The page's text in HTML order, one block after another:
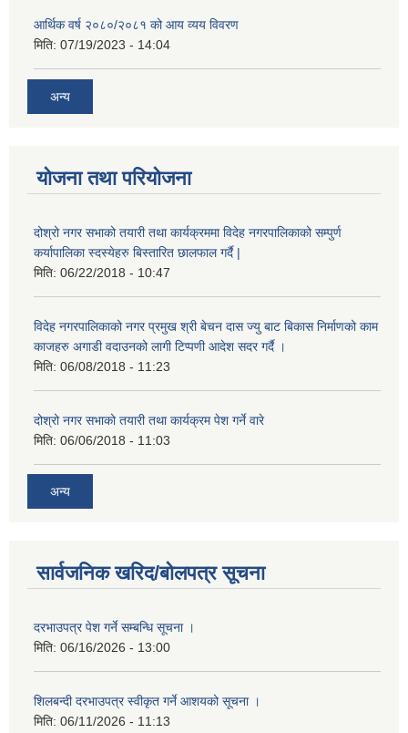
आर्थिक वर्ष २०८०/२०८१ को आय व्यय विवरण
मिति: 07/19/2023 - 14:04
अन्य
योजना तथा परियोजना
दोश्रो नगर सभाको तयारी तथा कार्यक्रममा विदेह नगरपालिकाको सम्पुर्ण
कर्यापालिका स्दस्येहरु बिस्तारित छालफाल गर्दै |
मिति: 06/22/2018 - 10:47
विदेह नगरपालिकाको नगर प्रमुख श्री बेचन दास ज्यु बाट बिकास निर्माणको काम
काजहरु अगाडी वदाउनको लागी टिप्पणी आदेश सदर गर्दै ।
मिति: 06/08/2018 - 11:23
दोश्रो नगर सभाको तयारी तथा कार्यक्रम पेश गर्ने वारे
मिति: 06/06/2018 - 11:03
अन्य
सार्वजनिक खरिद/बोलपत्र सूचना
दरभाउपत्र पेश गर्ने सम्बन्धि सूचना ।
मिति: 06/16/2026 - 13:00
शिलबन्दी दरभाउपत्र स्वीकृत गर्ने आशयको सूचना ।
मिति: 06/11/2026 - 11:13